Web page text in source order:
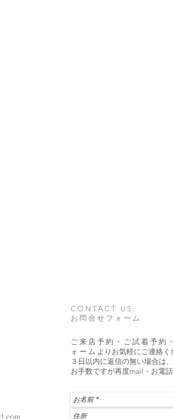
CONTACT US:
お問合せフォーム
ご来店予約・ご試着予約
ォーム よりお気軽にご連絡く
３日以内に返信の無い場合は
お手数ですが再度mail・お電